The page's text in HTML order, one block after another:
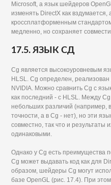
Microsoft, а язык шейдеров
изменять DirectX как
кроссплатформенным
медленно, но сохраняет
17.5. ЯЗЫК СД
Cg является высокоуровневым
HLSL. Cg определен,
NVIDIA. Можно сравнить Cg с
как последний - с HLSL. Между
небольших различий (например,
точности, а в Cg - нет), но эти
совместно, так что и результаты
одинаковыми.
Однако у Cg есть преимущества
Cg может выдавать код как для
образом, шейдеры Cg могут
базе OpenGL (рис. 17.4). При